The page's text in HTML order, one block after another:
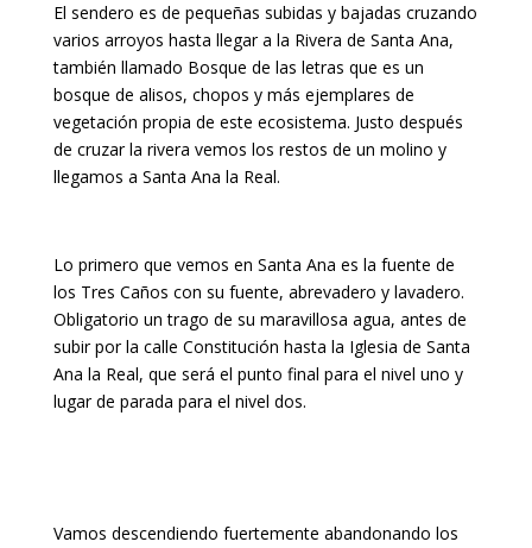
El sendero es de pequeñas subidas y bajadas cruzando
varios arroyos hasta llegar a la Rivera de Santa Ana,
también llamado Bosque de las letras que es un
bosque de alisos, chopos y más ejemplares de
vegetación propia de este ecosistema. Justo después
de cruzar la rivera vemos los restos de un molino y
llegamos a Santa Ana la Real.
Lo primero que vemos en Santa Ana es la fuente de
los Tres Caños con su fuente, abrevadero y lavadero.
Obligatorio un trago de su maravillosa agua, antes de
subir por la calle Constitución hasta la Iglesia de Santa
Ana la Real, que será el punto final para el nivel uno y
lugar de parada para el nivel dos.
Vamos descendiendo fuertemente abandonando los